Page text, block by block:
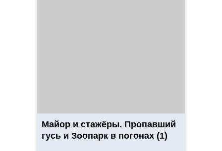
Майор и стажёры. Пропавший
гусь и Зоопарк в погонах (1)